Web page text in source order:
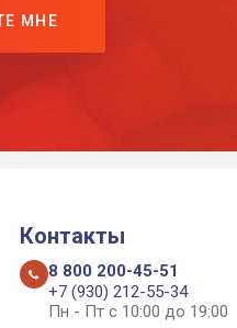
МНЕ
Контакты
8 800 200-45-51
+7 (930) 212-55-34
Пн - Пт с 10:00 до 19:00